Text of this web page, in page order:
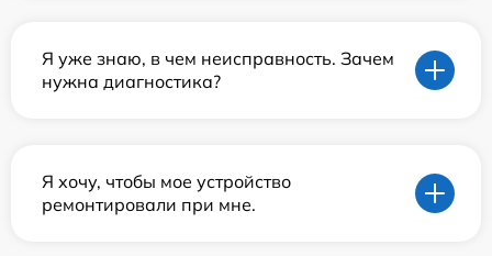
Я уже знаю, в чем неисправность. Зачем
нужна диагностика?
Я хочу, чтобы мое устройство
ремонтировали при мне.